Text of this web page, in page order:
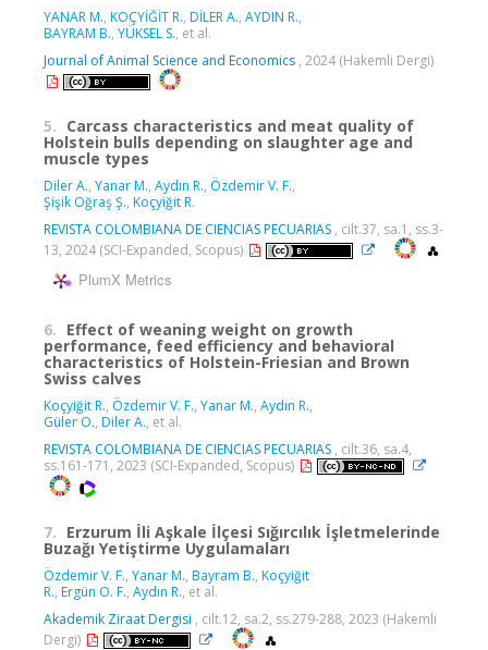
YANAR M., KOÇYİĞİT R., DİLER A., AYDIN R.,
BAYRAM B., YÜKSEL S., et al.
Journal of Animal Science and Economics , 2024 (Hakemli Dergi)
5. Carcass characteristics and meat quality of
Holstein bulls depending on slaughter age and
muscle types
Diler A., Yanar M., Aydın R., Özdemir V. F.,
Şişik Oğraş Ş., Koçyiğit R.
REVISTA COLOMBIANA DE CIENCIAS PECUARIAS , cilt.37, sa.1, ss.3-
13, 2024 (SCI-Expanded, Scopus)
PlumX Metrics
6. Effect of weaning weight on growth
performance, feed efficiency and behavioral
characteristics of Holstein-Friesian and Brown
Swiss calves
Koçyiğit R., Özdemir V. F., Yanar M., Aydın R.,
Güler O., Diler A., et al.
REVISTA COLOMBIANA DE CIENCIAS PECUARIAS , cilt.36, sa.4,
ss.161-171, 2023 (SCI-Expanded, Scopus)
7. Erzurum İli Aşkale İlçesi Sığırcılık İşletmelerinde
Buzağı Yetiştirme Uygulamaları
Özdemir V. F., Yanar M., Bayram B., Koçyiğit
R., Ergün O. F., Aydın R., et al.
Akademik Ziraat Dergisi , cilt.12, sa.2, ss.279-288, 2023 (Hakemli
Dergi)